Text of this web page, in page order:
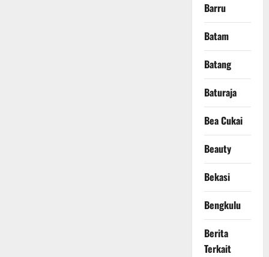
Barru
Batam
Batang
Baturaja
Bea Cukai
Beauty
Bekasi
Bengkulu
Berita
Terkait